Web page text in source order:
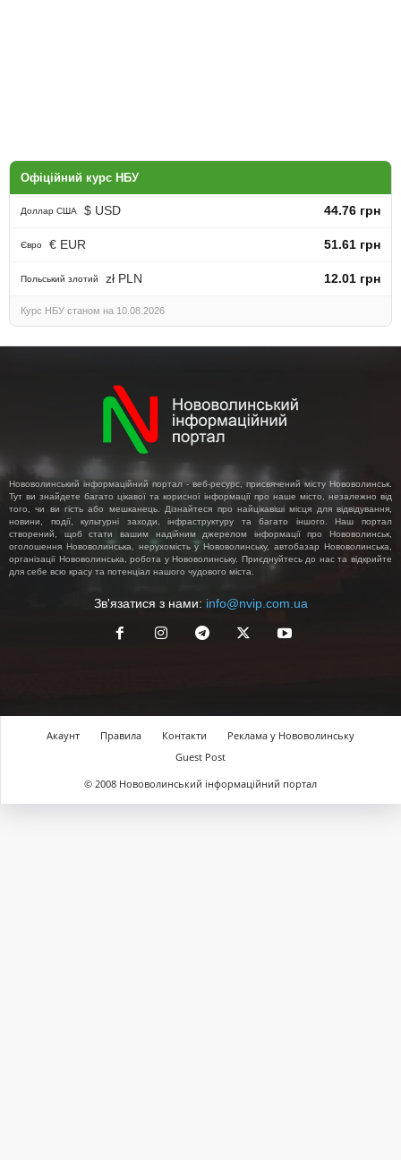
Офіційний курс НБУ
Доллар США $ USD 44.76 грн
Євро € EUR 51.61 грн
Польський злотий zł PLN 12.01 грн
Курс НБУ станом на 10.08.2026
Нововолинський інформаційний портал - веб-ресурс, присвячений місту Нововолинськ.
Тут ви знайдете багато цікавої та корисної інформації про наше місто, незалежно від
того, чи ви гість або мешканець. Дізнайтеся про найцікавіші місця для відвідування,
новини, події, культурні заходи, інфраструктуру та багато іншого. Наш портал
створений, щоб стати вашим надійним джерелом інформації про Нововолинськ,
оголошення Нововолинська, нерухомість у Нововолинську, автобазар Нововолинська,
організації Нововолинська, робота у Нововолинську. Приєднуйтесь до нас та відкрийте
для себе всю красу та потенціал нашого чудового міста.
Зв'язатися з нами: info@nvip.com.ua
Акаунт Правила Контакти
Реклама у Нововолинську
Guest Post
© 2008 Нововолинський інформаційний портал